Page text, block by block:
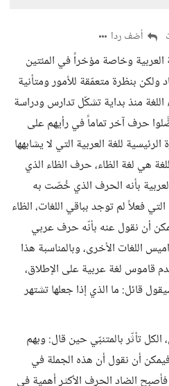
أضف ردا
العربية وخاصة مؤخراً في المئتين
ولكن بنظرة متعمّقة للأمور ومتأنية
منذ بداية تشكّل تدارس ودراسة
حرف آخر تماماً في رأيهم على
للغة العربية التي لا يشابهها
هي لغة الظاء، حرف الظاء الذي
بأنه الحرف الذي خُصّت به
فعلاً لم توجد بباقي اللغات، الظاء
أن نقول عنه بأنّه حرف عربي
اللغات الأخرى، وبالمناسبة هذا
قاموس لغة عربية على الإطلاق،
قائل: ما الذي إذا جعلها تشتهر
الكل تأثّر بالمتنبّي حين قال: وبهم
أن نقول أن هذه الجملة في
الضاد الحرف الأكثر أهمية في